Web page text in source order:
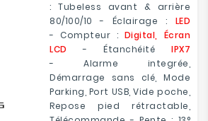
: Tubeless avant & arrière
80/100/10 - Éclairage : LED
- Compteur : Digital, Écran
LCD - Étanchéité IPX7
- Alarme integrée,
Démarrage sans clé, Mode
Parking, Port USB, Vide poche,
Repose pied rétractable,